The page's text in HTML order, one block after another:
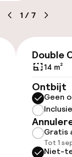
1 / 7
Double
14 m²
Ontbijt
Geen
Gratis
Tot 1
Niet-